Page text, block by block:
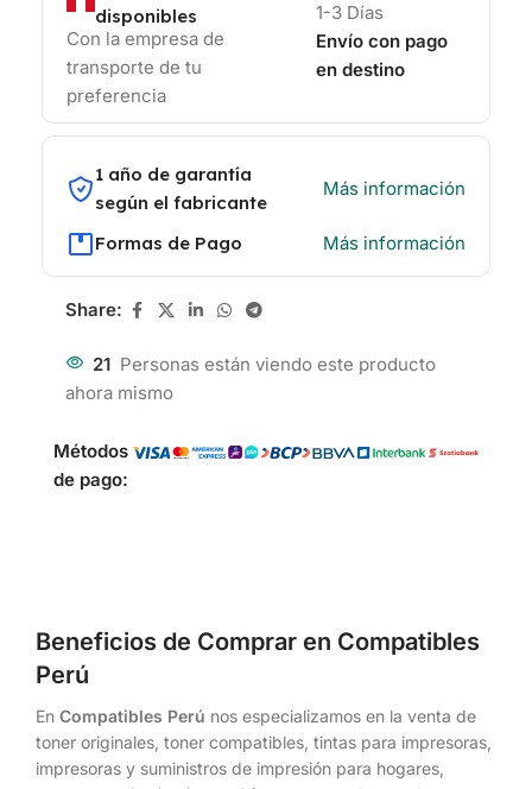
disponibles
Con la empresa de
transporte de tu
preferencia
1-3 Días
Envío con pago
en destino
1 año de garantía
según el fabricante
Más información
Formas de Pago Más información
Share:
21 Personas están viendo este producto
ahora mismo
Métodos
de pago:
Beneficios de Comprar en Compatibles
Perú
En Compatibles Perú nos especializamos en la venta de
toner originales, toner compatibles, tintas para impresoras,
impresoras y suministros de impresión para hogares,